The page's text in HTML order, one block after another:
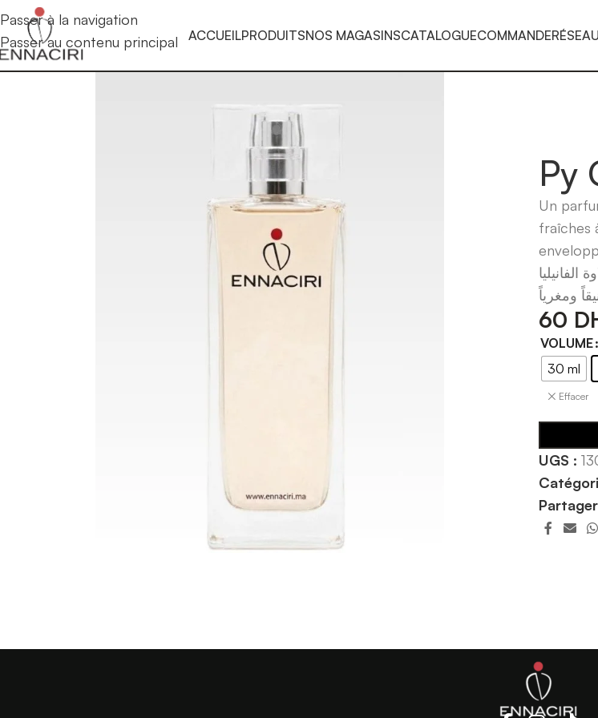
Passer à la navigation
Passer au contenu principal
ACCUEILPRODUITSNOS MAGASINSCATALOGUECOMMANDE
Py
Un
fraîches
60
VOLUME
30 ml
Effacer
UGS :